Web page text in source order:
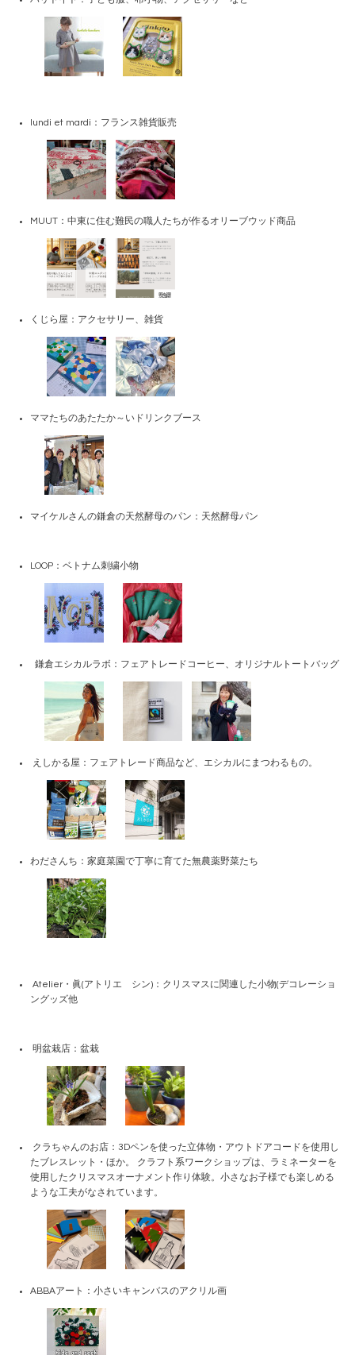
lundi et mardi：フランス雑貨販売
MUUT：中東に住む難民の職人たちが作るオリーブウッド商品
くじら屋：アクセサリー、雑貨
ママたちのあたたか～いドリンクブース
マイケルさんの鎌倉の天然酵母のパン：天然酵母パン
LOOP：ベトナム刺繍小物
鎌倉エシカルラボ：フェアトレードコーヒー、オリジナルトートバッグ
えしかる屋：フェアトレード商品など、エシカルにまつわるもの。
わださんち：家庭菜園で丁寧に育てた無農薬野菜たち
Atelier・眞(アトリエ シン)：クリスマスに関連した小物(デコレーショ
ングッズ他
明盆栽店：盆栽
クラちゃんのお店：3Dペンを使った立体物・アウトドアコードを使用し
たブレスレット・ほか。 クラフト系ワークショップは、ラミネーターを
使用したクリスマスオーナメント作り体験。小さなお子様でも楽しめる
ような工夫がなされています。
ABBAアート：小さいキャンバスのアクリル画